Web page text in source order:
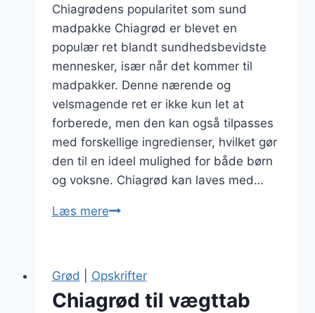
Chiagrødens popularitet som sund
madpakke Chiagrød er blevet en
populær ret blandt sundhedsbevidste
mennesker, især når det kommer til
madpakker. Denne nærende og
velsmagende ret er ikke kun let at
forberede, men den kan også tilpasses
med forskellige ingredienser, hvilket gør
den til en ideel mulighed for både børn
og voksne. Chiagrød kan laves med…
Læs mereChiagrød
til
madpakke
Grød Opskrifter
Chiagrød til vægttab